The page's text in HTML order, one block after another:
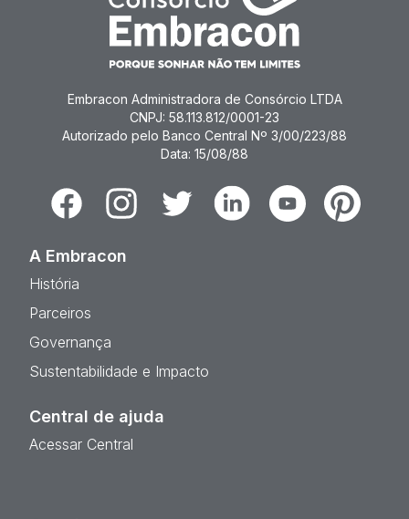
Embracon Administradora de Consórcio LTDA
CNPJ: 58.113.812/0001-23
Autorizado pelo Banco Central Nº 3/00/223/88
Data: 15/08/88
FacebookInstagramTwitter LinkedinYoutubePinterest
A Embracon
História
Parceiros
Governança
Sustentabilidade e Impacto
Central de ajuda
Acessar Central